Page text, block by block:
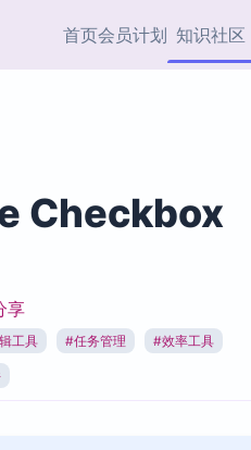
首页会员计划 知识社区
协作者
Zotero 专题
Obsidian 专题
插件
插件资源与加速
Checkbox
享
工具 #任务管理 #效率工具